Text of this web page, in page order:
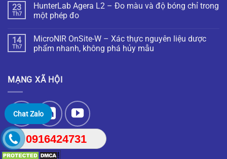
23
Th7
HunterLab Agera L2 – Đo màu và độ bóng chỉ trong
một phép đo
14
Th7
MicroNIR OnSite-W – Xác thực nguyên liệu dược
phẩm nhanh, không phá hủy mẫu
MẠNG XÃ HỘI
Chat Zalo
0916424731